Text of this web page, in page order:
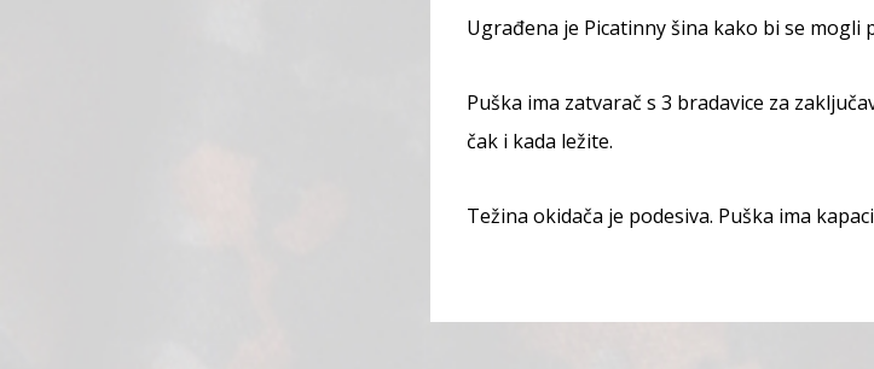
Ugrađena je Picatinny šina kako bi se mogli
Puška ima zatvarač s 3 bradavice za
čak i kada ležite.
Težina okidača je podesiva. Puška ima